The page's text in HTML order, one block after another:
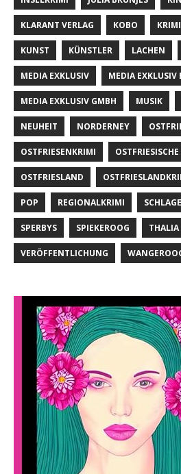
KLARANT VERLAG KOBO
KUNST KÜNSTLER LACHEN
MEDIA EXKLUSIV MEDIA EXKLUSIV
MEDIA EXKLUSIV GMBH MUSIK
NEUHEIT NORDERNEY
OSTFRIESENKRIMI
OSTFRIESLAND
POP REGIONALKRIMI
SPERBYS SPIEKEROOG THALIA
VERÖFFENTLICHUNG